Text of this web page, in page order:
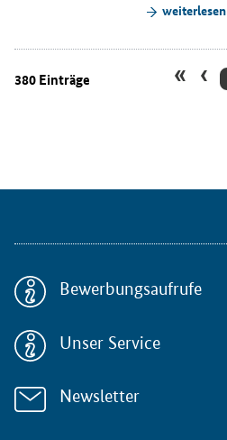
weiterlesen
380 Einträge « ‹
Bewerbungsaufrufe
Unser Service
Newsletter